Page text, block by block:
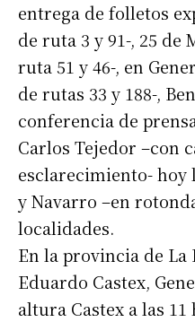
entrega de folletos
de ruta 3 y 91-, 25 de
ruta 51 y 46-, en
de rutas 33 y 188-,
conferencia de
Carlos Tejedor –con
esclarecimiento- hoy
y Navarro –en
localidades.
En la provincia de La
Eduardo Castex,
altura Castex a las 11